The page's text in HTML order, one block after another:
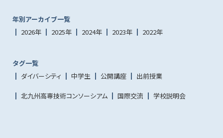
年別アーカイブ一覧
2026年
2025年 2024年 2023年 2022年
タグ一覧
ダイバーシティ
中学生 公開講座 出前授業
北九州高専技術コンソーシアム 国際交流 学校説明会